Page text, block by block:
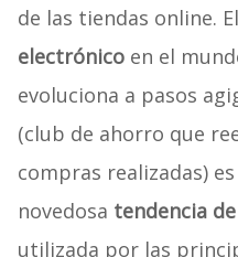
de las tiendas online.
electrónicoen el
evoluciona a pasos
(club de ahorro que
compras realizadas)
novedosa tendencia
utilizada por las